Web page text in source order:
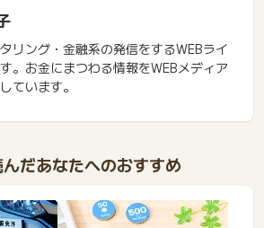
リング・金融系の発信をするWEBライ
。お金にまつわる情報をWEBメディア
ています。
だあなたへのおすすめ